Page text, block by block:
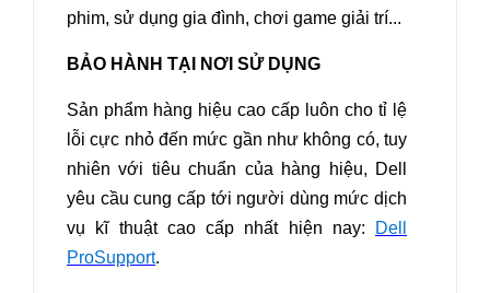
phim, sử dụng gia đình, chơi game giải trí...
BẢO HÀNH TẠI NƠI SỬ DỤNG
Sản phẩm hàng hiệu cao cấp luôn cho tỉ lệ
lỗi cực nhỏ đến mức gần như không có, tuy
nhiên với tiêu chuẩn của hàng hiệu, Dell
yêu cầu cung cấp tới người dùng mức dịch
vụ kĩ thuật cao cấp nhất hiện nay:
Dell
ProSupport.